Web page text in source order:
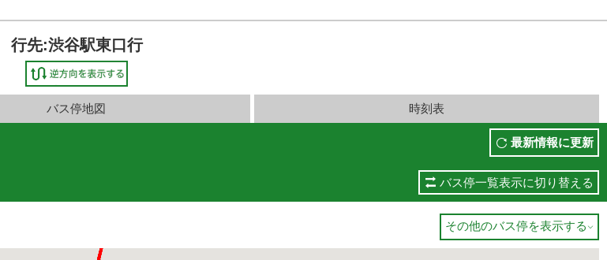
行先:渋谷駅東口行
バス停地図 時刻表
最新情報に更新
バス停一覧表示に切り替える
その他のバス停を表示する 